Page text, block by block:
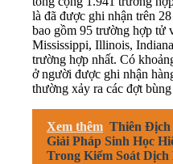
là đã được ghi nhận trên
bao gồm 95 trường hợp tử
Mississippi, Illinois,
trường hợp nhất. Có
ở người được ghi nhận
thường xảy ra các đợt
Xem thêm Thiên Địch
Giải Pháp Sinh Học
Trong Kiểm Soát Dịch